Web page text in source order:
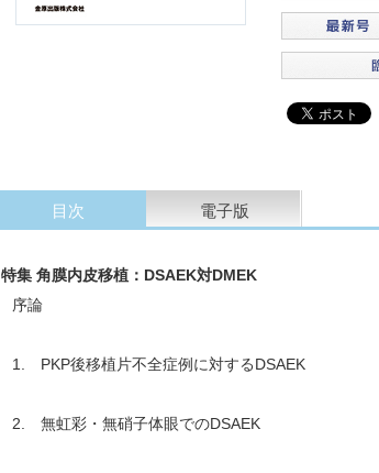
目次 電子版
特集 角膜内皮移植：DSAEK対DMEK
序論
1. PKP後移植片不全症例に対するDSAEK
2. 無虹彩・無硝子体眼でのDSAEK